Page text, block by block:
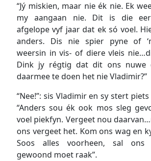
“Jý miskien, maar nie ék nie. Ek
my aangaan nie. Dit is die
afgelope vyf jaar dat ek só voel.
anders. Dis nie spier pyne of
weersin in vis- of diere vleis
Dink jy régtig dat dit ons nuwe
daarmee te doen het nie Vladimir?”
“Nee!”: sis Vladimir en sy stert
“Anders sou ék ook mos sleg
voel piekfyn. Vergeet nou
ons vergeet het. Kom ons wag en
Soos alles voorheen, sal ons
gewoond moet raak”.